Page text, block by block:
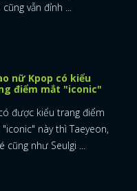
cũng vẫn đỉnh ...
nữ Kpop có kiểu
điểm mắt "iconic"
được kiểu trang điểm
này thì Taeyeon,
cũng như Seulgi ...